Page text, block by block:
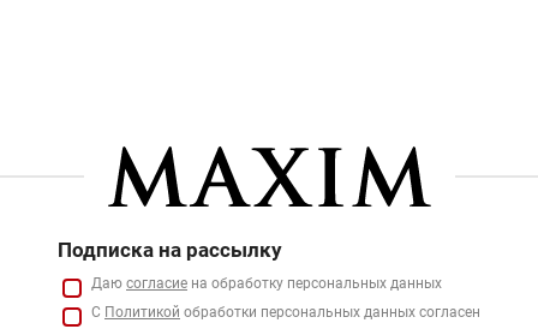
Подписка на рассылку
Даю согласие на обработку персональных данных
С Политикой обработки персональных данных согласен